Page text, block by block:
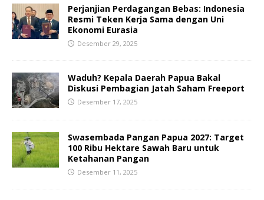
Perjanjian Perdagangan Bebas: Indonesia
Resmi Teken Kerja Sama dengan Uni
Ekonomi Eurasia
Desember 29, 2025
Waduh? Kepala Daerah Papua Bakal
Diskusi Pembagian Jatah Saham Freeport
Desember 17, 2025
Swasembada Pangan Papua 2027: Target
100 Ribu Hektare Sawah Baru untuk
Ketahanan Pangan
Desember 11, 2025